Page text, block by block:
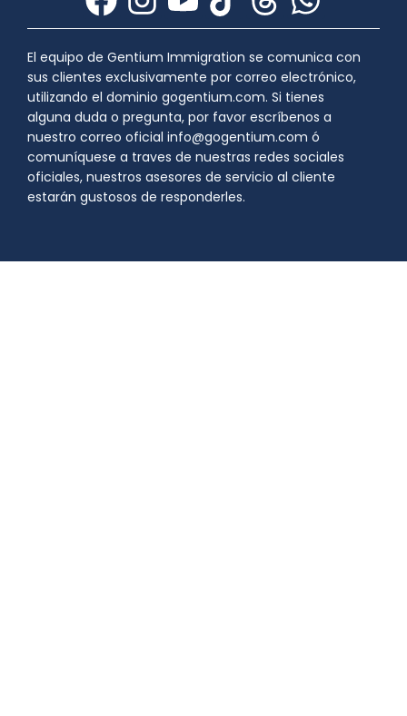
a
c
e
b
o
o
n
s
t
a
g
r
m
o
u
t
u
b
e
i
k
t
o
k
h
r
e
a
d
s
h
a
t
s
a
p
El equipo de Gentium Immigration se comunica con
sus clientes exclusivamente por correo electrónico,
utilizando el dominio gogentium.com. Si tienes
alguna duda o pregunta, por favor escríbenos a
nuestro correo oficial info@gogentium.com ó
comuníquese a traves de nuestras redes sociales
oficiales, nuestros asesores de servicio al cliente
estarán gustosos de responderles.